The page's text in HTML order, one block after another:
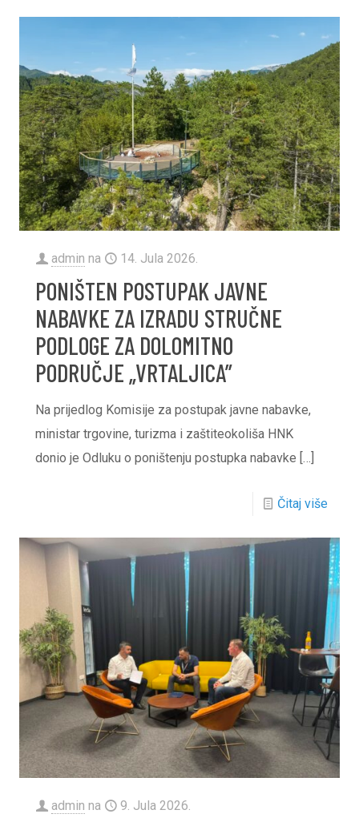
admin na 14. Jula 2026.
PONIŠTEN POSTUPAK JAVNE
NABAVKE ZA IZRADU STRUČNE
PODLOGE ZA DOLOMITNO
PODRUČJE „VRTALJICA”
Na prijedlog Komisije za postupak javne nabavke,
ministar trgovine, turizma i zaštiteokoliša HNK
donio je Odluku o poništenju postupka nabavke […]
Čitaj više
admin na 9. Jula 2026.